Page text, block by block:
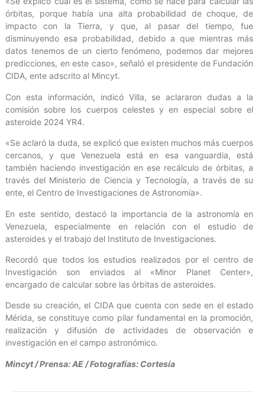
órbitas, porque había una alta probabilidad de choque, de
impacto con la Tierra, y que, al pasar del tiempo, fue
disminuyendo esa probabilidad, debido a que mientras más
datos tenemos de un cierto fenómeno, podemos dar mejores
predicciones, en este caso», señaló el presidente de Fundación
CIDA, ente adscrito al Mincyt.
Con esta información, indicó Villa, se aclararon dudas a la
comisión sobre los cuerpos celestes y en especial sobre el
asteroide 2024 YR4.
«Se aclaró la duda, se explicó que existen muchos más cuerpos
cercanos, y que Venezuela está en esa vanguardia, está
también haciendo investigación en ese recálculo de órbitas, a
través del Ministerio de Ciencia y Tecnología, a través de su
ente, el Centro de Investigaciones de Astronomía».
En este sentido, destacó la importancia de la astronomía en
Venezuela, especialmente en relación con el estudio de
asteroides y el trabajo del Instituto de Investigaciones.
Recordó que todos los estudios realizados por el centro de
Investigación son enviados al «Minor Planet Center»,
encargado de calcular sobre las órbitas de asteroides.
Desde su creación, el CIDA que cuenta con sede en el estado
Mérida, se constituye como pilar fundamental en la promoción,
realización y difusión de actividades de observación e
investigación en el campo astronómico.
Mincyt / Prensa: AE / Fotografías: Cortesía